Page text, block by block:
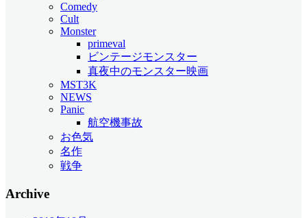
Comedy
Cult
Monster
primeval
ビンテージモンスター
真夜中のモンスター映画
MST3K
NEWS
Panic
航空機事故
お色気
名作
戦争
Archive